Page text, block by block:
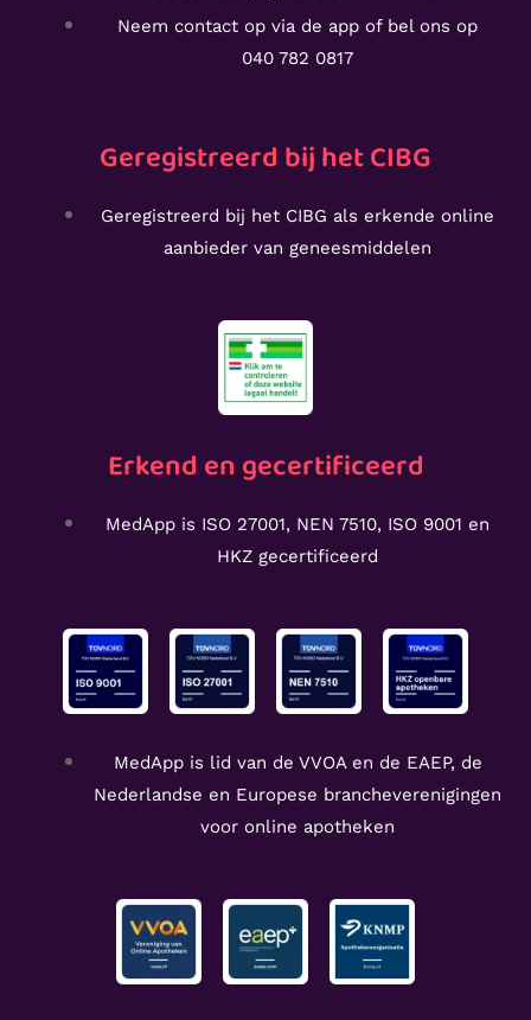
Neem contact op via de app of bel ons op
040 782 0817
Geregistreerd bij het CIBG
Geregistreerd bij het CIBG als erkende online
aanbieder van geneesmiddelen
Erkend en gecertificeerd
MedApp is ISO 27001, NEN 7510, ISO 9001 en
HKZ gecertificeerd
MedApp is lid van de VVOA en de EAEP, de
Nederlandse en Europese brancheverenigingen
voor online apotheken